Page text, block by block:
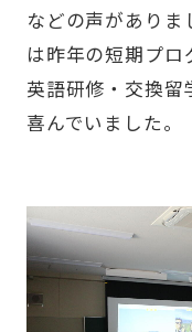
などの声があり
は昨年の短期プ
英語研修・交換留
喜んでいました。